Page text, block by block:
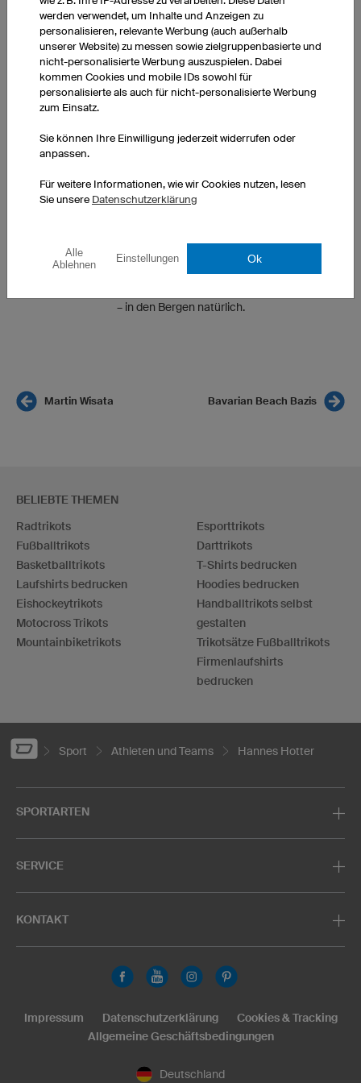
Rennen angetreten. Mit 9 Jahren war ich Vizemeister im
Alpencup.
WAS SIND DEINE ZIELE? IM SPORT UND IM LEBEN?
Sportlich möchte ich auf jeden Fall zur Europameisterschaft
Rennen im Juni freu ich mich schon voll. Nebenbei möchte ich
an der Sporthandelsschule mein Wirtschaftswissen aufbauen.
WAS TUST DU GERNE, WENN DU GERADE NICHT AUF
Ich wohne ja in den Bergen und brauche nur 2 Schritte bis zum
Skilift. Deshalb bin ich schon immer begeisterter Ski- und
– in den Bergen natürlich.
Martin Wisata Bavarian Beach Bazis
BELIEBTE THEMEN
Radtrikots
Fußballtrikots
Basketballtrikots
Laufshirts bedrucken
Eishockeytrikots
Motocross Trikots
Mountainbiketrikots
Esporttrikots
Darttrikots
T-Shirts bedrucken
Hoodies bedrucken
Handballtrikots selbst
gestalten
Trikotsätze Fußballtrikots
Firmenlaufshirts
bedrucken
Sport Athleten und Teams Hannes Hotter
SPORTARTEN
SERVICE
KONTAKT
Deutschland
Impressum Datenschutzerklärung
Cookies & Tracking
Allgemeine Geschäftsbedingungen
werden verwendet, um Inhalte und Anzeigen zu
personalisieren, relevante Werbung (auch außerhalb
unserer Website) zu messen sowie zielgruppenbasierte und
nicht-personalisierte Werbung auszuspielen. Dabei
kommen Cookies und mobile IDs sowohl für
personalisierte als auch für nicht-personalisierte Werbung
zum Einsatz.
Sie können Ihre Einwilligung jederzeit widerrufen oder
anpassen.
Für weitere Informationen, wie wir Cookies nutzen, lesen
Sie unsere Datenschutzerklärung
Alle
Ablehnen
Einstellungen Ok